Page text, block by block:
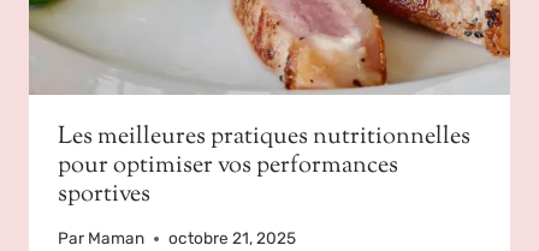
Les meilleures pratiques nutritionnelles
pour optimiser vos performances
sportives
Par Maman octobre 21, 2025